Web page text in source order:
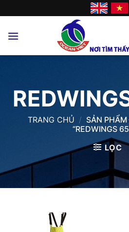
to
TRANG CHỦ / SẢN
“REDWINGS
LỌC